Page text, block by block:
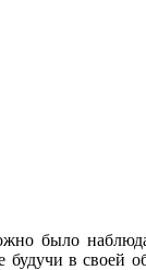
было
в своей